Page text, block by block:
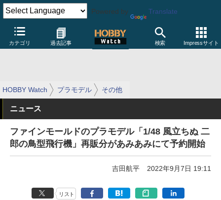
Powered by Translate
カテゴリ 過去記事 検索 Impressサイト
HOBBY Watch プラモデル その他
ニュース
ファインモールドのプラモデル「1/48 風立ちぬ 二
郎の鳥型飛行機」再販分があみあみにて予約開始
吉田航平 2022年9月7日 19:11
リスト